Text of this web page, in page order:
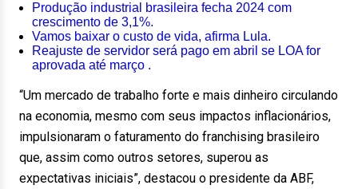
Produção industrial brasileira fecha 2024 com
crescimento de 3,1%.
Vamos baixar o custo de vida, afirma Lula.
Reajuste de servidor será pago em abril se LOA for
aprovada até março .
“Um mercado de trabalho forte e mais dinheiro circulando
na economia, mesmo com seus impactos inflacionários,
impulsionaram o faturamento do franchising brasileiro
que, assim como outros setores, superou as
expectativas iniciais”, destacou o presidente da ABF,